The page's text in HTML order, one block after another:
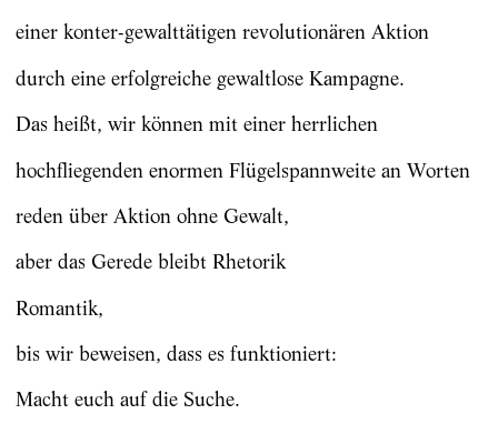
einer konter-gewalttätigen revolutionären Aktion
durch eine erfolgreiche gewaltlose Kampagne.
Das heißt, wir können mit einer herrlichen
hochfliegenden enormen Flügelspannweite an Worten
reden über Aktion ohne Gewalt,
aber das Gerede bleibt Rhetorik
Romantik,
bis wir beweisen, dass es funktioniert:
Macht euch auf die Suche.